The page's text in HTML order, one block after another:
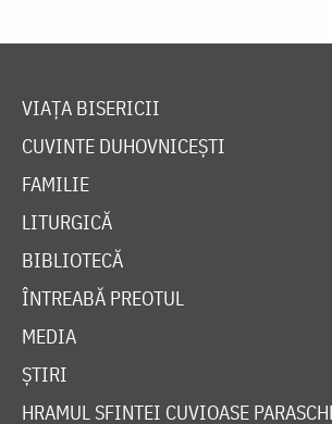
VIAȚA BISERICII
CUVINTE DUHOVNICEȘTI
FAMILIE
LITURGICĂ
BIBLIOTECĂ
ÎNTREABĂ PREOTUL
MEDIA
ȘTIRI
HRAMUL SFINTEI CUVIOASE